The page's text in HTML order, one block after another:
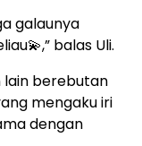
galaunya
balas Uli.
lain berebutan
mengaku iri
dengan